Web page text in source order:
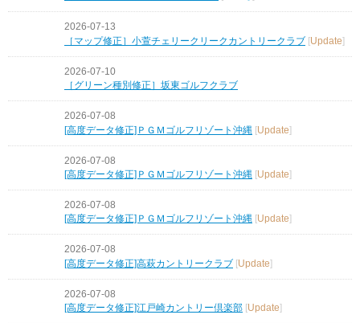
2026-07-13
［マップ修正］小萱チェリークリークカントリークラブ [Update]
2026-07-10
［グリーン種別修正］坂東ゴルフクラブ
2026-07-08
[高度データ修正]ＰＧＭゴルフリゾート沖縄 [Update]
2026-07-08
[高度データ修正]ＰＧＭゴルフリゾート沖縄 [Update]
2026-07-08
[高度データ修正]ＰＧＭゴルフリゾート沖縄 Update
2026-07-08
[高度データ修正]高萩カントリークラブ [Update]
2026-07-08
[高度データ修正]江戸崎カントリー倶楽部 Update